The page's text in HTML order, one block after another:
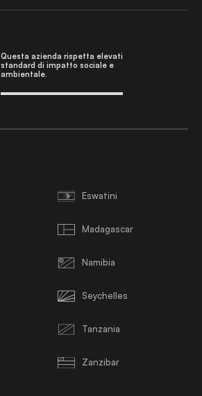
Questa azienda rispetta elevati
standard di impatto sociale e
ambientale.
Eswatini
Madagascar
Namibia
Seychelles
Tanzania
Zanzibar